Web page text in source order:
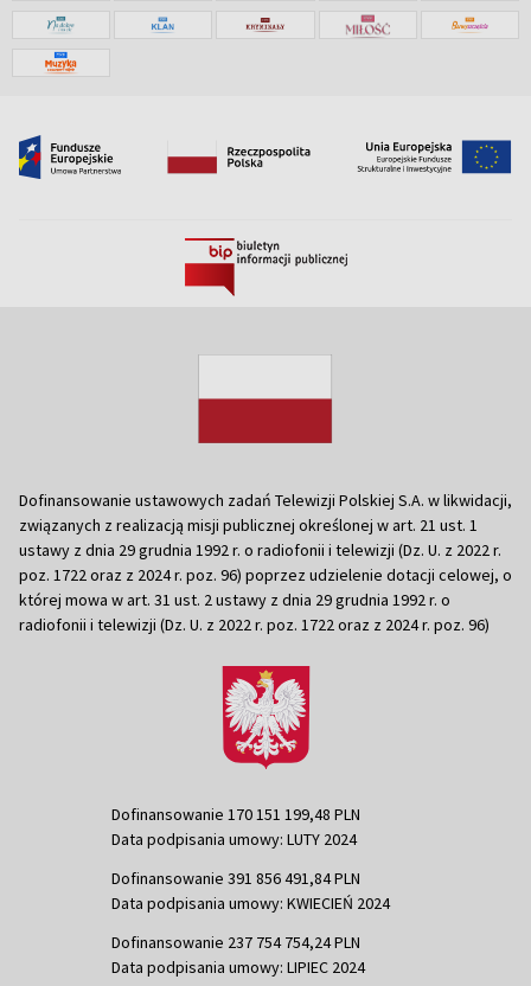
Dofinansowanie ustawowych zadań Telewizji Polskiej S.A. w likwidacji,
związanych z realizacją misji publicznej określonej w art. 21 ust. 1
ustawy z dnia 29 grudnia 1992 r. o radiofonii i telewizji (Dz. U. z 2022 r.
poz. 1722 oraz z 2024 r. poz. 96) poprzez udzielenie dotacji celowej, o
której mowa w art. 31 ust. 2 ustawy z dnia 29 grudnia 1992 r. o
radiofonii i telewizji (Dz. U. z 2022 r. poz. 1722 oraz z 2024 r. poz. 96)
Dofinansowanie 170 151 199,48 PLN
Data podpisania umowy: LUTY 2024
Dofinansowanie 391 856 491,84 PLN
Data podpisania umowy: KWIECIEŃ 2024
Dofinansowanie 237 754 754,24 PLN
Data podpisania umowy: LIPIEC 2024